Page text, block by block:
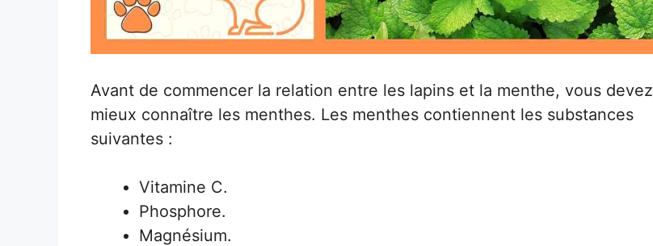
Avant de commencer la relation entre les lapins et la menthe, vous devez
mieux connaître les menthes. Les menthes contiennent les substances
suivantes :
Vitamine C.
Phosphore.
Magnésium.